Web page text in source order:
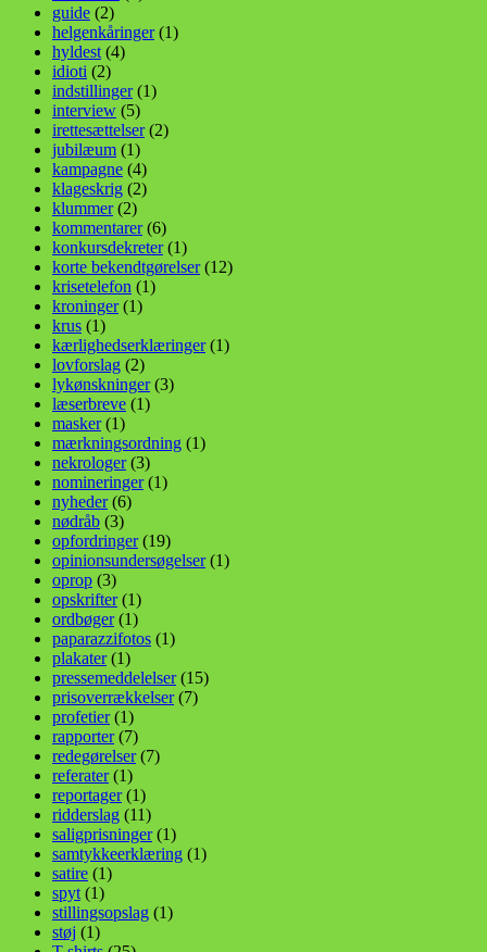
guide (2)
helgenkåringer(1)
hyldest (4)
idioti (2)
indstillinger(1)
interview (5)
irettesættelser(2)
jubilæum (1)
kampagne (4)
klageskrig (2)
klummer(2)
kommentarer(6)
konkursdekreter(1)
korte bekendtgørelser(12)
krisetelefon (1)
kroninger(1)
krus (1)
kærlighedserklæringer(1)
lovforslag (2)
lykønskninger(3)
læserbreve (1)
masker(1)
mærkningsordning (1)
nekrologer(3)
nomineringer(1)
nyheder(6)
nødråb (3)
opfordringer(19)
opinionsundersøgelser(1)
oprop (3)
opskrifter(1)
ordbøger(1)
paparazzifotos (1)
plakater(1)
pressemeddelelser(15)
prisoverrækkelser(7)
profetier(1)
rapporter(7)
redegørelser(7)
referater(1)
reportager(1)
ridderslag (11)
saligprisninger(1)
samtykkeerklæring (1)
satire (1)
spyt (1)
stillingsopslag (1)
støj (1)